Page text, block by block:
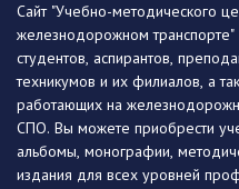
Сайт "Учебно-методического
железнодорожном
студентов, аспирантов,
техникумов и их филиалов, а
работающих на
СПО. Вы можете приобрести
альбомы, монографии,
издания для всех уровней